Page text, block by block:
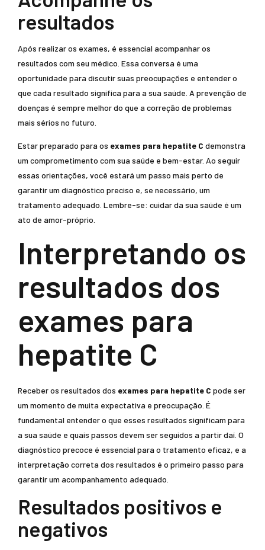
resultados
Após realizar os exames, é essencial acompanhar os
resultados com seu médico. Essa conversa é uma
oportunidade para discutir suas preocupações e entender o
que cada resultado significa para a sua saúde. A prevenção de
doenças é sempre melhor do que a correção de problemas
mais sérios no futuro.
Estar preparado para os exames para hepatite C demonstra
um comprometimento com sua saúde e bem-estar. Ao seguir
essas orientações, você estará um passo mais perto de
garantir um diagnóstico preciso e, se necessário, um
tratamento adequado. Lembre-se: cuidar da sua saúde é um
ato de amor-próprio.
Interpretando os
resultados dos
exames para
hepatite C
Receber os resultados dos exames para hepatite C pode ser
um momento de muita expectativa e preocupação. É
fundamental entender o que esses resultados significam para
a sua saúde e quais passos devem ser seguidos a partir daí. O
diagnóstico precoce é essencial para o tratamento eficaz, e a
interpretação correta dos resultados é o primeiro passo para
garantir um acompanhamento adequado.
Resultados positivos e
negativos